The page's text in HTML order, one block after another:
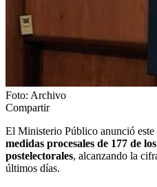
Foto: Archivo
Compartir
El Ministerio Público anunció este
medidas procesales de 177 de
postelectorales, alcanzando la
últimos días.